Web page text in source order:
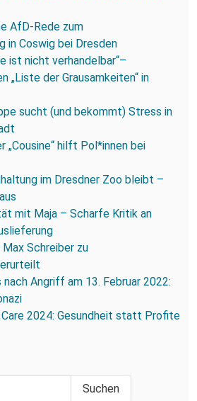
AfD-Rede zum
in Coswig bei Dresden
ist nicht verhandelbar“–
„Liste der Grausamkeiten“ in
sucht (und bekommt) Stress in
„Cousine“ hilft Pol*innen bei
im Dresdner Zoo bleibt –
mit Maja – Scharfe Kritik an
Max Schreiber zu
nach Angriff am 13. Februar 2022:
2024: Gesundheit statt Profite